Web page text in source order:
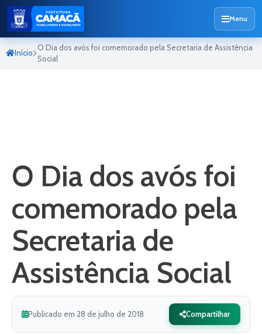
Menu
Início
O Dia dos avós foi comemorado pela Secretaria de Assistência
Social
O Dia dos avós foi
comemorado pela
Secretaria de
Assistência Social
Publicado em 28 de julho de 2018 Compartilhar